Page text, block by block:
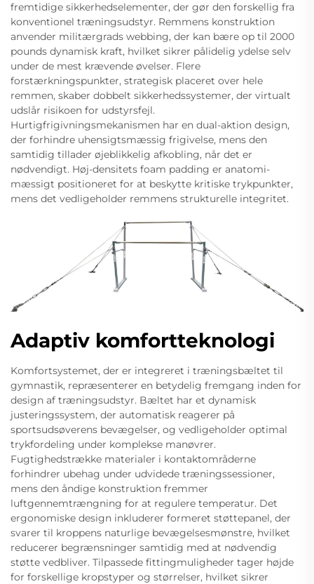
fremtidige sikkerhedselementer, der gør den forskellig fra
konventionel træningsudstyr. Remmens konstruktion
anvender militærgrads webbing, der kan bære op til 2000
pounds dynamisk kraft, hvilket sikrer pålidelig ydelse selv
under de mest krævende øvelser. Flere
forstærkningspunkter, strategisk placeret over hele
remmen, skaber dobbelt sikkerhedssystemer, der virtualt
udslår risikoen for udstyrsfejl.
Hurtigfrigivningsmekanismen har en dual-aktion design,
der forhindre uhensigtsmæssig frigivelse, mens den
samtidig tillader øjeblikkelig afkobling, når det er
nødvendigt. Høj-densitets foam padding er anatomi-
mæssigt positioneret for at beskytte kritiske trykpunkter,
mens det vedligeholder remmens strukturelle integritet.
Adaptiv komfortteknologi
Komfortsystemet, der er integreret i træningsbæltet til
gymnastik, repræsenterer en betydelig fremgang inden for
design af træningsudstyr. Bæltet har et dynamisk
justeringssystem, der automatisk reagerer på
sportsudsøverens bevægelser, og vedligeholder optimal
trykfordeling under komplekse manøvrer.
Fugtighedstrække materialer i kontaktområderne
forhindrer ubehag under udvidede træningssessioner,
mens den åndige konstruktion fremmer
luftgennemtrængning for at regulere temperatur. Det
ergonomiske design inkluderer formeret støttepanel, der
svarer til kroppens naturlige bevægelsesmønstre, hvilket
reducerer begrænsninger samtidig med at nødvendig
støtte vedbliver. Tilpassede fittingmuligheder tager højde
for forskellige kropstyper og størrelser, hvilket sikrer